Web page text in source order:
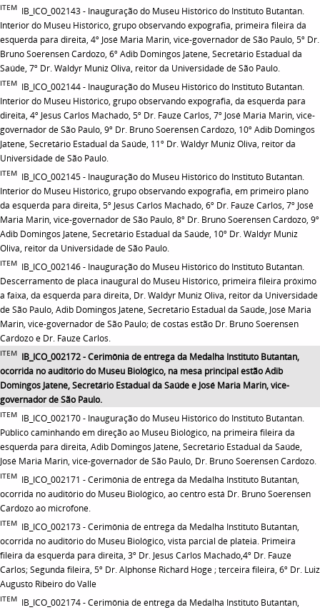
ITEM IB_ICO_002143 - Inauguração do Museu Histórico do Instituto Butantan.
Interior do Museu Histórico, grupo observando expografia, primeira fileira da
esquerda para direita, 4º José Maria Marin, vice-governador de São Paulo, 5º Dr.
Bruno Soerensen Cardozo, 6º Adib Domingos Jatene, Secretário Estadual da
Saúde, 7º Dr. Waldyr Muniz Oliva, reitor da Universidade de São Paulo.
ITEM IB_ICO_002144 - Inauguração do Museu Histórico do Instituto Butantan.
Interior do Museu Histórico, grupo observando expografia, da esquerda para
direita, 4º Jesus Carlos Machado, 5º Dr. Fauze Carlos, 7º José Maria Marin, vice-
governador de São Paulo, 9º Dr. Bruno Soerensen Cardozo, 10º Adib Domingos
Jatene, Secretário Estadual da Saúde, 11º Dr. Waldyr Muniz Oliva, reitor da
Universidade de São Paulo.
ITEM IB_ICO_002145 - Inauguração do Museu Histórico do Instituto Butantan.
Interior do Museu Histórico, grupo observando expografia, em primeiro plano
da esquerda para direita, 5º Jesus Carlos Machado, 6º Dr. Fauze Carlos, 7º José
Maria Marin, vice-governador de São Paulo, 8º Dr. Bruno Soerensen Cardozo, 9º
Adib Domingos Jatene, Secretário Estadual da Saúde, 10º Dr. Waldyr Muniz
Oliva, reitor da Universidade de São Paulo.
ITEM IB_ICO_002146 - Inauguração do Museu Histórico do Instituto Butantan.
Descerramento de placa inaugural do Museu Histórico, primeira fileira próximo
a faixa, da esquerda para direita, Dr. Waldyr Muniz Oliva, reitor da Universidade
de São Paulo, Adib Domingos Jatene, Secretário Estadual da Saúde, José Maria
Marin, vice-governador de São Paulo; de costas estão Dr. Bruno Soerensen
Cardozo e Dr. Fauze Carlos.
ITEM IB_ICO_002172 - Cerimônia de entrega da Medalha Instituto Butantan,
ocorrida no auditório do Museu Biológico, na mesa principal estão Adib
Domingos Jatene, Secretário Estadual da Saúde e José Maria Marin, vice-
governador de São Paulo.
ITEM IB_ICO_002170 - Inauguração do Museu Histórico do Instituto Butantan.
Público caminhando em direção ao Museu Biológico, na primeira fileira da
esquerda para direita, Adib Domingos Jatene, Secretário Estadual da Saúde,
José Maria Marin, vice-governador de São Paulo, Dr. Bruno Soerensen Cardozo.
ITEM IB_ICO_002171 - Cerimônia de entrega da Medalha Instituto Butantan,
ocorrida no auditório do Museu Biológico, ao centro está Dr. Bruno Soerensen
Cardozo ao microfone.
ITEM IB_ICO_002173 - Cerimônia de entrega da Medalha Instituto Butantan,
ocorrida no auditório do Museu Biológico, vista parcial de plateia. Primeira
fileira da esquerda para direita, 3º Dr. Jesus Carlos Machado,4º Dr. Fauze
Carlos; Segunda fileira, 5º Dr. Alphonse Richard Hoge ; terceira fileira, 6º Dr. Luiz
Augusto Ribeiro do Valle
ITEM IB_ICO_002174 - Cerimônia de entrega da Medalha Instituto Butantan,